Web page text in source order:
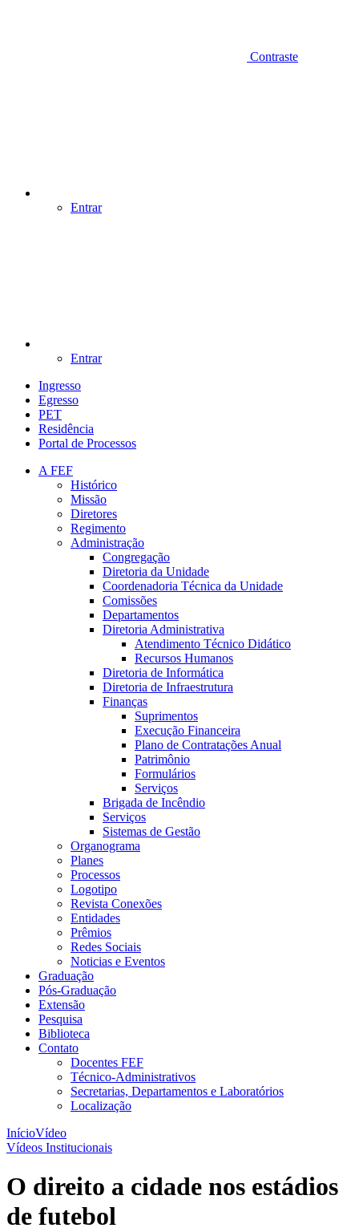
Contraste
Entrar
Entrar
Ingresso
Egresso
PET
Residência
Portal de Processos
A FEF
Histórico
Missão
Diretores
Regimento
Administração
Congregação
Diretoria da Unidade
Coordenadoria Técnica da Unidade
Comissões
Departamentos
Diretoria Administrativa
Atendimento Técnico Didático
Recursos Humanos
Diretoria de Informática
Diretoria de Infraestrutura
Finanças
Suprimentos
Execução Financeira
Plano de Contratações Anual
Patrimônio
Formulários
Serviços
Brigada de Incêndio
Serviços
Sistemas de Gestão
Organograma
Planes
Processos
Logotipo
Revista Conexões
Entidades
Prêmios
Redes Sociais
Noticias e Eventos
Graduação
Pós-Graduação
Extensão
Pesquisa
Biblioteca
Contato
Docentes FEF
Técnico-Administrativos
Secretarias, Departamentos e Laboratórios
Localização
InícioVídeo
Vídeos Institucionais
O direito a cidade nos estádios
de futebol